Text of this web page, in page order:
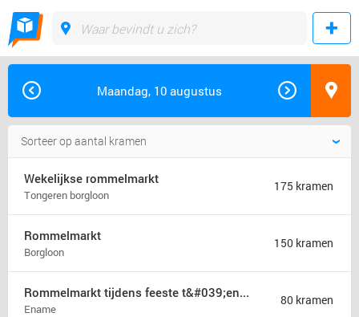
Maandag, 10 augustus
Wekelijkse rommelmarkt
Tongeren borgloon
175 kramen
Rommelmarkt
Borgloon
150 kramen
Rommelmarkt tijdens feeste t&#039;ename
Ename
80 kramen